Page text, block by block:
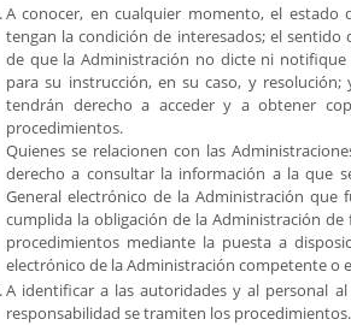
A conocer, en cualquier momento, el
tengan la condición de interesados; el
de que la Administración no dicte ni
para su instrucción, en su caso, y
tendrán derecho a acceder y a obtener
procedimientos.
Quienes se relacionen con las
derecho a consultar la información a la que
General electrónico de la Administración
cumplida la obligación de la Administración
procedimientos mediante la puesta a
electrónico de la Administración competente o
A identificar a las autoridades y al personal
responsabilidad se tramiten los procedimientos.